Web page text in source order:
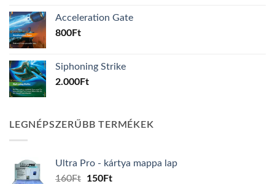
Acceleration Gate
800Ft
Siphoning Strike
2.000Ft
LEGNÉPSZERŰBB TERMÉKEK
Ultra Pro - kártya mappa lap
160Ft
Original
150FtCurrent